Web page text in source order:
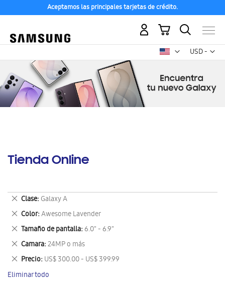
Aceptamos las principales tarjetas de crédito.
USD -
dólar
Mi carrito
Tienda Online
Clase Galaxy A
Eliminar
este
artículo
Color Awesome Lavender
Eliminar
este
artículo
Tamaño de pantalla 6.0" - 6.9"
Eliminar
este
artículo
Camara 24MP o más
Eliminar
este
artículo
Precio US$ 300.00 - US$ 399.99
Eliminar
este
artículo
Eliminar todo